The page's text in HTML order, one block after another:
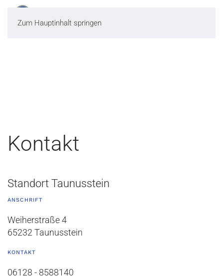
Zum Hauptinhalt springen
Kontakt
Standort Taunusstein
ANSCHRIFT
Weiherstraße 4
65232 Taunusstein
KONTAKT
06128 - 8588140